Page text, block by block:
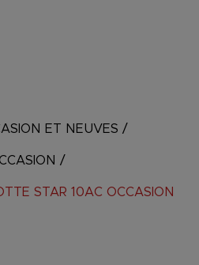
ET NEUVES /
/
STAR 10AC OCCASION